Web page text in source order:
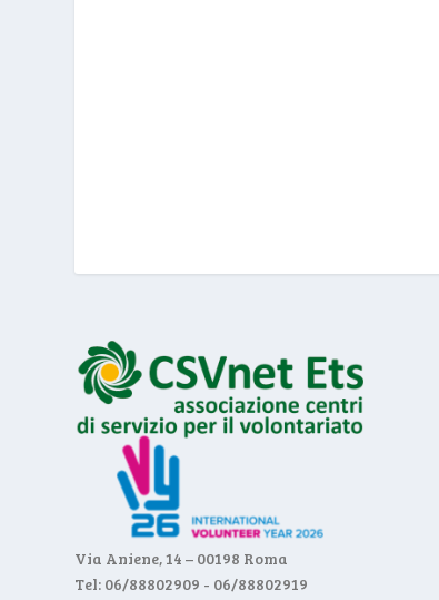
Via Aniene, 14 – 00198 Roma
Tel: 06/88802909 - 06/88802919